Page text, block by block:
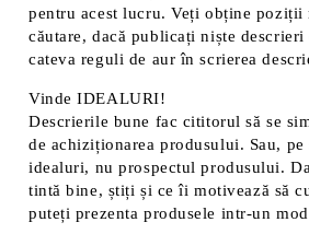
pentru acest lucru. Veți obține poziții
căutare, dacă publicați niște
cateva reguli de aur în scrierea
Vinde IDEALURI!
Descrierile bune fac cititorul să se
de achiziționarea produsului. Sau, pe
idealuri, nu prospectul produsului.
tintă bine, știți și ce îi motivează să
puteți prezenta produsele intr-un